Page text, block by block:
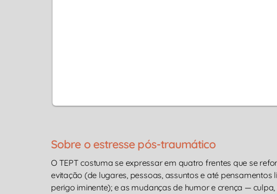
Sobre o estresse pós-traumático
O TEPT costuma se expressar em quatro frentes que se
evitação (de lugares, pessoas, assuntos e até
perigo iminente); e as mudanças de humor e crença —